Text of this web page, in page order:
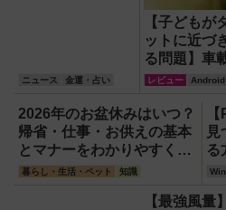
ニュース 金運・占い
【子どもが
ットに近づ
る問題】車
ターを
するオット
ト「
P3 Pro」を
てみた結果
レビュー Android
2026年のお盆休みはいつ？
帰省・仕事・お供えの基本
とマナーをわかりやすく解
説
暮らし・生活・ペット 知識
見
る
【最強風量